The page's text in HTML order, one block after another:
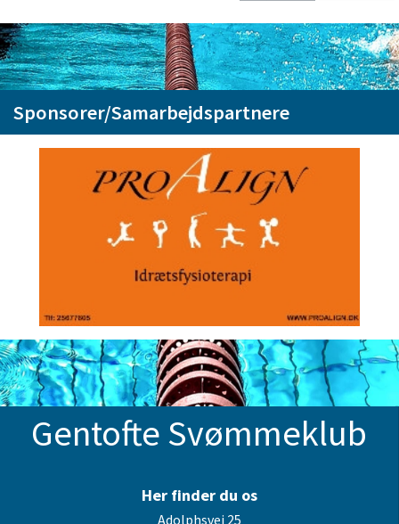
Sponsorer/Samarbejdspartnere
Gentofte Svømmeklub
Her finder du os
Adolphsvej 25